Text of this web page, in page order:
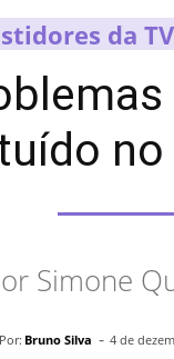
da TV
no
Simone
Por: Bruno Silva - 4 de